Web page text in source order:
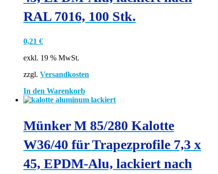
RAL 7016, 100 Stk.
0,21 €
exkl. 19 % MwSt.
zzgl. Versandkosten
In den Warenkorb
Münker M 85/280 Kalotte
W36/40 für Trapezprofile 7,3 x
45, EPDM-Alu, lackiert nach